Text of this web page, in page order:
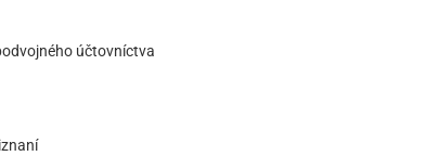
účtovníctva